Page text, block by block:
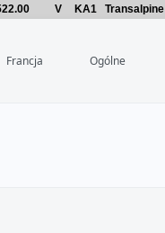
V KA1 Transalpine
Francja Ogólne